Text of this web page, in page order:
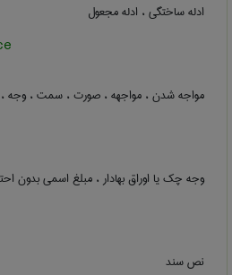
ادله ساختگی ، ادله مجعول
مواجه شدن ، مواجهه ، صورت ، سمت ، وجه
وجه چک یا اوراق بهادار ، مبلغ اسمی بدون
نص سند